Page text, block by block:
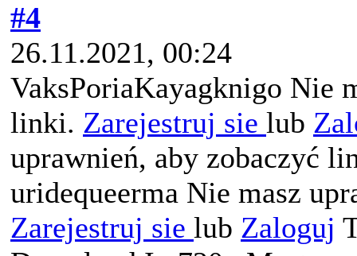
#4
26.11.2021, 00:24
VaksPoriaKayagknigo Nie
linki. Zarejestruj sie lub
uprawnień, aby zobaczyć
uridequeerma Nie masz
Zarejestruj sie lub Zaloguj